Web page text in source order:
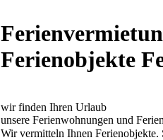
Ferienobjekte
wir finden Ihren Urlaub
unsere Ferienwohnungen und
Wir vermitteln Ihnen Ferienobjekte.